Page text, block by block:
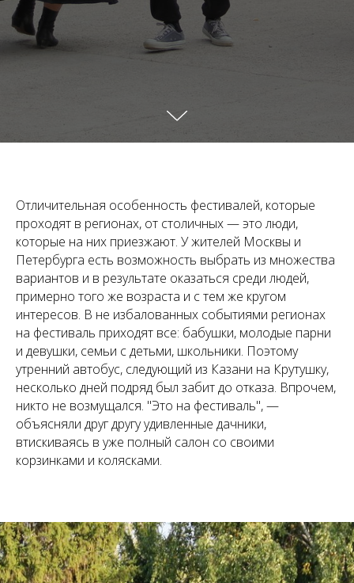
Отличительная особенность фестивалей, которые
проходят в регионах, от столичных — это люди,
которые на них приезжают. У жителей Москвы и
Петербурга есть возможность выбрать из множества
вариантов и в результате оказаться среди людей,
примерно того же возраста и с тем же кругом
интересов. В не избалованных событиями регионах
на фестиваль приходят все: бабушки, молодые парни
и девушки, семьи с детьми, школьники. Поэтому
утренний автобус, следующий из Казани на Крутушку,
несколько дней подряд был забит до отказа. Впрочем,
никто не возмущался. "Это на фестиваль", —
объясняли друг другу удивленные дачники,
втискиваясь в уже полный салон со своими
корзинками и колясками.